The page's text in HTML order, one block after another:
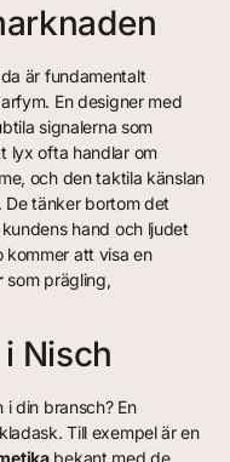
är fundamentalt
En designer med
signalerna som
lyx ofta handlar om
och den taktila känslan
tänker bortom det
hand och ljudet
kommer att visa en
som prägling,
Nisch
din bransch? En
Till exempel är en